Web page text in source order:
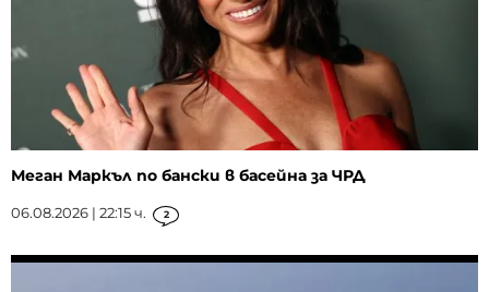
Меган Маркъл по бански в басейна за ЧРД
06.08.2026 | 22:15 ч. 2